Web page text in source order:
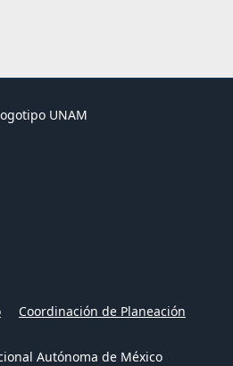
Coordinación de Planeación
Autónoma de México